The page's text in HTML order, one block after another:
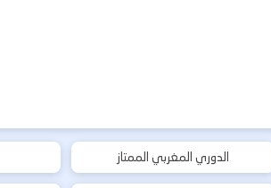
الدوري المغربي الممتاز